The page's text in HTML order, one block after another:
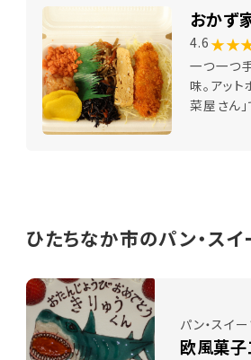
おかず
4.6
一つ一つ
味。アッ
菜屋さん
ひたちなか市のパン・ス
パン・スイ
欧風菓